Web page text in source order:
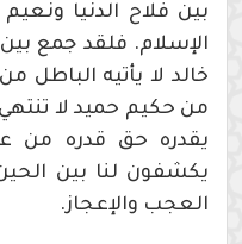
بين فلاح الدنيا ونعيم
الإسلام. فلقد جمع بين
خالد لا يأتيه الباطل
من حكيم حميد لا
يقدره حق قدره من
يكشفون لنا بين
العجب والإعجاز.